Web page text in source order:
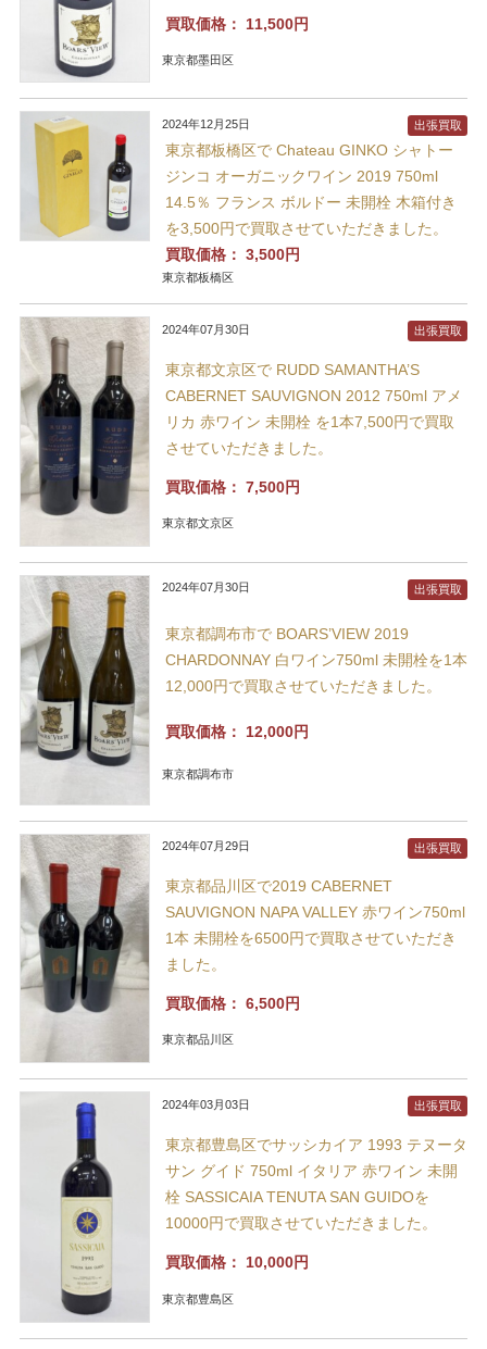
買取価格： 11,500円
東京都墨田区
2024年12月25日
東京都板橋区で Chateau GINKO シャトー
ジンコ オーガニックワイン 2019 750ml
14.5％ フランス ボルドー 未開栓 木箱付き
を3,500円で買取させていただきました。
買取価格： 3,500円
東京都板橋区
出張買取
2024年07月30日
東京都文京区で RUDD SAMANTHA’S
CABERNET SAUVIGNON 2012 750ml アメ
リカ 赤ワイン 未開栓 を1本7,500円で買取
させていただきました。
買取価格： 7,500円
東京都文京区
出張買取
2024年07月30日
東京都調布市で BOARS’VIEW 2019
CHARDONNAY 白ワイン750ml 未開栓を1本
12,000円で買取させていただきました。
買取価格： 12,000円
東京都調布市
出張買取
2024年07月29日
東京都品川区で2019 CABERNET
SAUVIGNON NAPA VALLEY 赤ワイン750ml
1本 未開栓を6500円で買取させていただき
ました。
買取価格： 6,500円
東京都品川区
出張買取
2024年03月03日
東京都豊島区でサッシカイア 1993 テヌータ
サン グイド 750ml イタリア 赤ワイン 未開
栓 SASSICAIA TENUTA SAN GUIDOを
10000円で買取させていただきました。
買取価格： 10,000円
東京都豊島区
出張買取